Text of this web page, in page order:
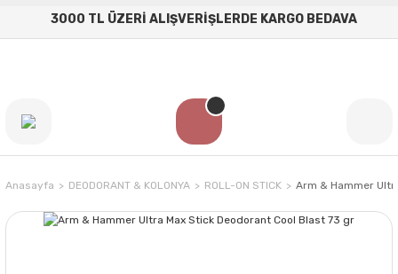
3000 TL ÜZERİ ALIŞVERİŞLERDE KARGO BEDAVA
Anasayfa DEODORANT & KOLONYA ROLL-ON STICK Arm & Hammer